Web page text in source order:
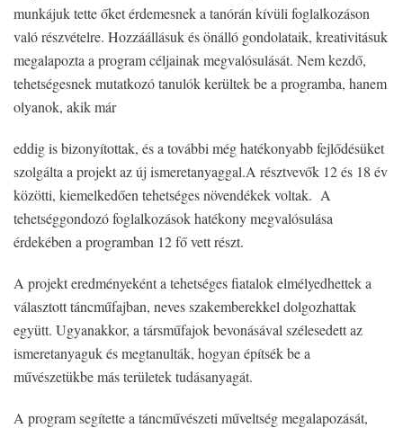
munkájuk tette őket érdemesnek a tanórán kívüli foglalkozáson
való részvételre. Hozzáállásuk és önálló gondolataik, kreativitásuk
megalapozta a program céljainak megvalósulását. Nem kezdő,
tehetségesnek mutatkozó tanulók kerültek be a programba, hanem
olyanok, akik már
eddig is bizonyítottak, és a további még hatékonyabb fejlődésüket
szolgálta a projekt az új ismeretanyaggal.A résztvevők 12 és 18 év
közötti, kiemelkedően tehetséges növendékek voltak. A
tehetséggondozó foglalkozások hatékony megvalósulása
érdekében a programban 12 fő vett részt.
A projekt eredményeként a tehetséges fiatalok elmélyedhettek a
választott táncműfajban, neves szakemberekkel dolgozhattak
együtt. Ugyanakkor, a társműfajok bevonásával szélesedett az
ismeretanyaguk és megtanulták, hogyan építsék be a
művészetükbe más területek tudásanyagát.
A program segítette a táncművészeti műveltség megalapozását,